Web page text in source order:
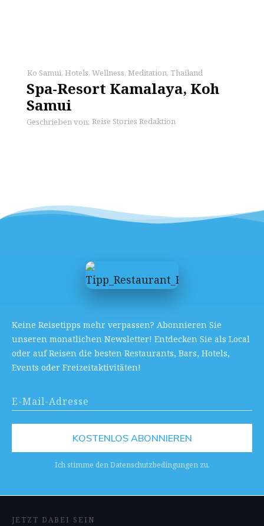
Ko Samui, Hotels, Wellness, Meditation, Thailand
Spa-Resort Kamalaya, Koh
Samui
Geschrieben von: Reise Stories Redaktion
Keine Reisetipps mehr verpassen? Abonnieren Sie
unseren monatlichen Newsletter! Entdecken Sie als Local
oder auf Reisen die besten Restaurants, Bars, Hotels,
Events oder Freizeitaktivitäten!
KOSTENLOS ABONNIEREN
Ich stimme den Datenschutzbedingungen zu.
JETZT DABEI SEIN